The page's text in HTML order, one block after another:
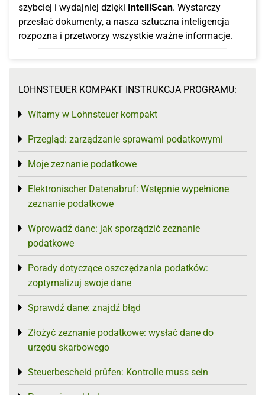
szybciej i wydajniej dzięki IntelliScan. Wystarczy
przesłać dokumenty, a nasza sztuczna inteligencja
rozpozna i przetworzy wszystkie ważne informacje.
LOHNSTEUER KOMPAKT INSTRUKCJA PROGRAMU:
Witamy w Lohnsteuer kompakt
Toggle menu
Przegląd: zarządzanie sprawami podatkowymi
Toggle menu
Moje zeznanie podatkowe
Toggle menu
Elektronischer Datenabruf: Wstępnie wypełnione
zeznanie podatkowe
Toggle menu
Wprowadź dane: jak sporządzić zeznanie
podatkowe
Toggle menu
Porady dotyczące oszczędzania podatków:
zoptymalizuj swoje dane
Toggle menu
Sprawdź dane: znajdź błąd
Toggle menu
Złożyć zeznanie podatkowe: wysłać dane do
urzędu skarbowego
Toggle menu
Steuerbescheid prüfen: Kontrolle muss sein
Toggle menu